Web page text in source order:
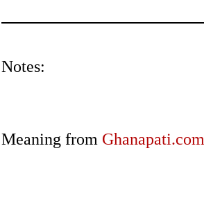
Notes:
Meaning from Ghanapati.com